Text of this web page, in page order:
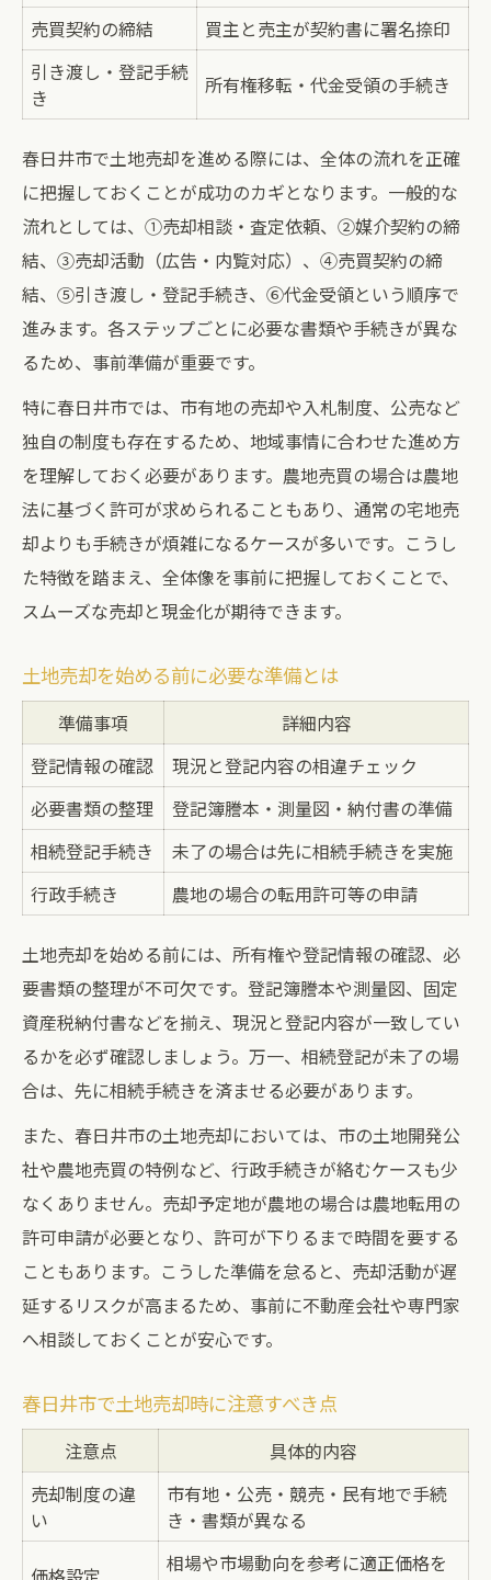
春日井市の土地売却でよくあるトラブル回
避法
土地売却を円滑に進めるための書類準備
売却活動中に気をつけたいポイント
土地売却の流れで迷わないためのアドバイ
ス
土地売却手続きに悩む方への春日井市ガイド
土地売却手続きの流れと必要書類一覧
手続きに迷ったときの相談窓口まとめ
土地売却で注意したい法的ポイント
土地売却に必要な書類の取得方法
入札や公売を活用した土地売却のポイント
春日井市の土地入札・公売の流れ比較
土地売却で入札を活用するメリット
公売で土地を売却する際の注意点
入札・公売のスケジュールと準備事項
春日井市の土地活用と売却の進め方を知る
土地活用と売却の選択肢比較表
土地売却と活用を両立するための考え方
春日井市で人気の土地活用方法
土地売却後の資金計画を立てる方法
土地活用を検討する際の注意点
売買契約の締結
買主と売主が契約書に署名捺印
引き渡し・登記手続
き
所有権移転・代金受領の手続き
春日井市で土地売却を進める際には、全体の流れを正確
に把握しておくことが成功のカギとなります。一般的な
流れとしては、①売却相談・査定依頼、②媒介契約の締
結、③売却活動（広告・内覧対応）、④売買契約の締
結、⑤引き渡し・登記手続き、⑥代金受領という順序で
進みます。各ステップごとに必要な書類や手続きが異な
るため、事前準備が重要です。
特に春日井市では、市有地の売却や入札制度、公売など
独自の制度も存在するため、地域事情に合わせた進め方
を理解しておく必要があります。農地売買の場合は農地
法に基づく許可が求められることもあり、通常の宅地売
却よりも手続きが煩雑になるケースが多いです。こうし
た特徴を踏まえ、全体像を事前に把握しておくことで、
スムーズな売却と現金化が期待できます。
土地売却を始める前に必要な準備とは
準備事項
詳細内容
登記情報の確認
現況と登記内容の相違チェック
必要書類の整理
登記簿謄本・測量図・納付書の準備
相続登記手続き
未了の場合は先に相続手続きを実施
行政手続き
農地の場合の転用許可等の申請
土地売却を始める前には、所有権や登記情報の確認、必
要書類の整理が不可欠です。登記簿謄本や測量図、固定
資産税納付書などを揃え、現況と登記内容が一致してい
るかを必ず確認しましょう。万一、相続登記が未了の場
合は、先に相続手続きを済ませる必要があります。
また、春日井市の土地売却においては、市の土地開発公
社や農地売買の特例など、行政手続きが絡むケースも少
なくありません。売却予定地が農地の場合は農地転用の
許可申請が必要となり、許可が下りるまで時間を要する
こともあります。こうした準備を怠ると、売却活動が遅
延するリスクが高まるため、事前に不動産会社や専門家
へ相談しておくことが安心です。
春日井市で土地売却時に注意すべき点
注意点
具体的内容
売却制度の違
い
市有地・公売・競売・民有地で手続
き・書類が異なる
相場や市場動向を参考に適正価格を